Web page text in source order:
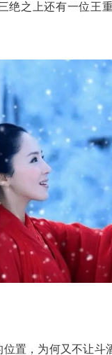
绝之上还有一位王
置，为何又不让斗